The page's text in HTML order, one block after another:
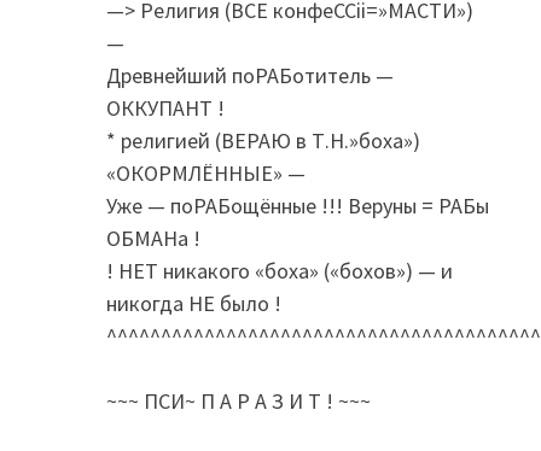
—> Религия (ВСЕ конфеССii=»МАСТИ»)
—
Древнейший поРАБотитель —
ОККУПАНТ !
* религией (ВЕРАЮ в Т.Н.»боха»)
«ОКОРМЛЁННЫЕ» —
Уже — поРАБощённые !!! Веруны = РАБы
ОБМАНа !
! НЕТ никакого «боха» («бохов») — и
никогда НЕ было !
~~~ ПСИ~ П А Р А З И Т ! ~~~